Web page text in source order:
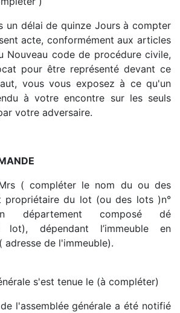
un délai de quinze Jours à compter
acte, conformément aux articles
Nouveau code de procédure civile,
pour être représenté devant ce
vous vous exposez à ce qu'un
à votre encontre sur les seuls
votre adversaire.
( compléter le nom du ou des
propriétaire du lot (ou des lots )n°
département composé dé
lot), dépendant l’immeuble en
de l'immeuble).
s'est tenue le (à compléter)
l'assemblée générale a été notifié